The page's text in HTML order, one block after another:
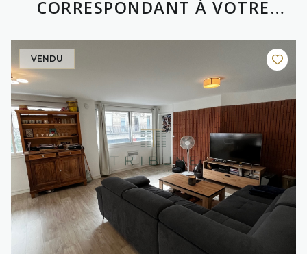
CORRESPONDANT À VOTRE
VENDU